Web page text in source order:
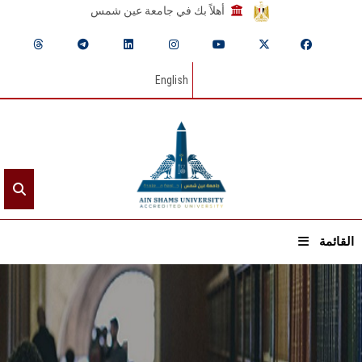
أهلاً بك في جامعة عين شمس
English
القائمة
عن الجامعة